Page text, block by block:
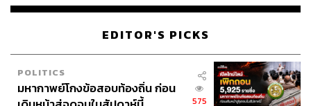
EDITOR'S PICKS
POLITICS
มหากาพย์โกงข้อสอบท้องถิ่น ก่อน
575